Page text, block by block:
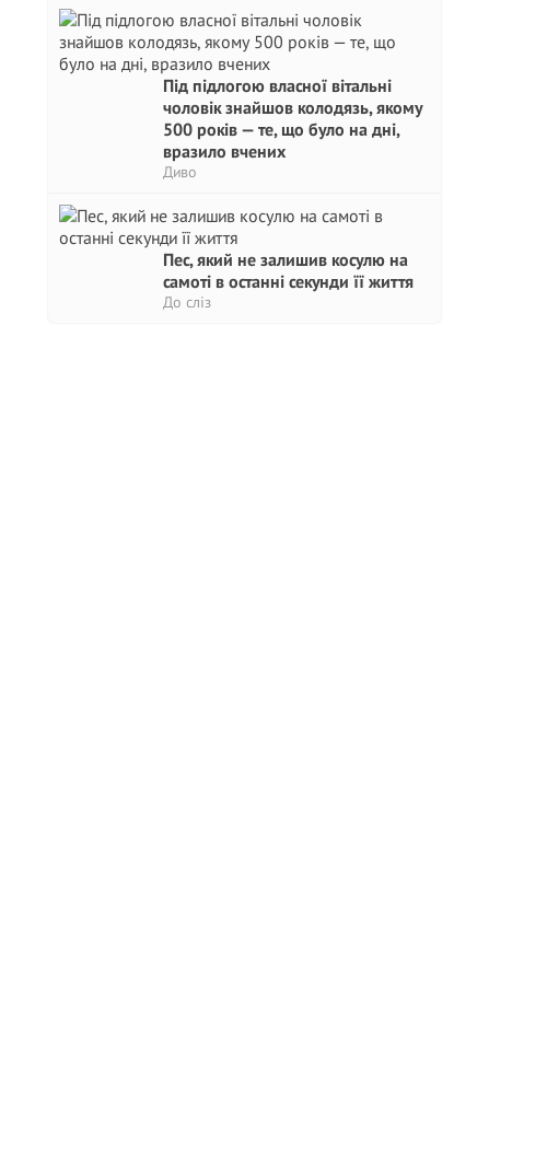
Під підлогою власної вітальні
чоловік знайшов колодязь, якому
500 років — те, що було на дні,
вразило вчених
Диво
Пес, який не залишив косулю на
самоті в останні секунди її життя
До сліз